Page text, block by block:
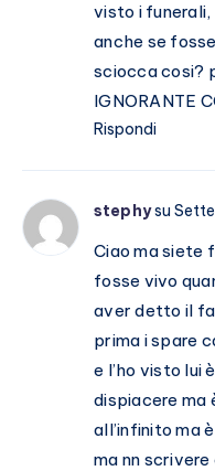
visto i funerali,
anche se
sciocca cosi?
IGNORANTE
Rispondi
stephysu
Ciao ma siete
fosse vivo
aver detto il
prima i spare
e l’ho visto lui
dispiacere ma
all’infinito ma
ma nn